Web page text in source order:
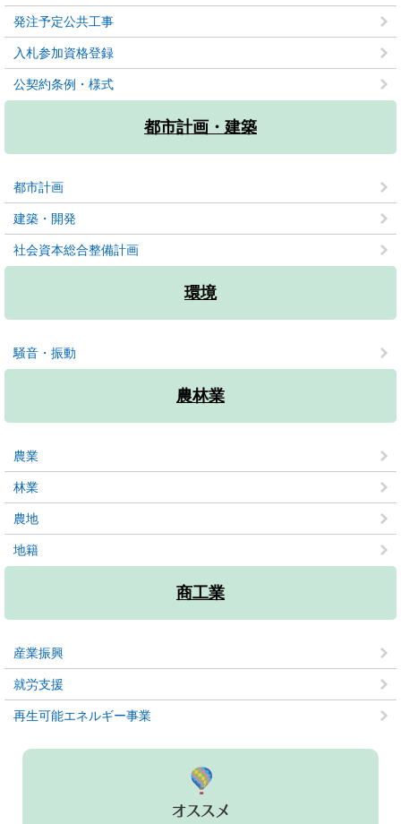
発注予定公共工事
入札参加資格登録
公契約条例・様式
都市計画・建築
都市計画
建築・開発
社会資本総合整備計画
環境
騒音・振動
農林業
農業
林業
農地
地籍
商工業
産業振興
就労支援
再生可能エネルギー事業